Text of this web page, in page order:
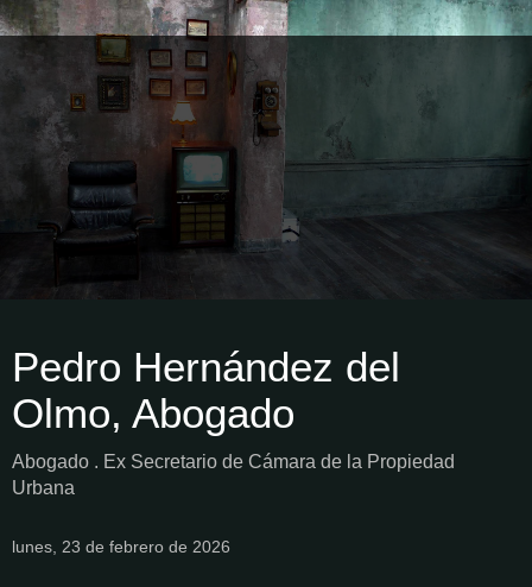
Pedro Hernández del
Olmo, Abogado
Abogado . Ex Secretario de Cámara de la Propiedad
Urbana
lunes, 23 de febrero de 2026